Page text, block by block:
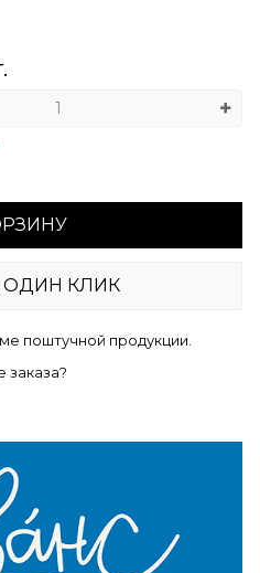
ОДИН КЛИК
поштучной продукции.